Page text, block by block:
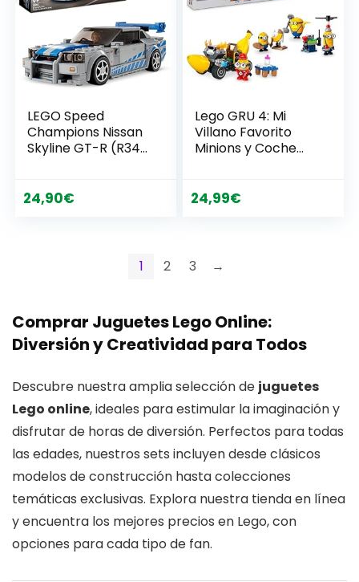
LEGO Speed
Champions Nissan
Skyline GT-R (R34)
Juguete para
para Niños y Niñas
24,90€
Lego GRU 4: Mi
Villano Favorito
Minions y Coche
con 4 Figuras Inc.
Fans de la Película
75580
24,99€
1 2 3 →
Comprar Juguetes Lego Online:
Diversión y Creatividad para Todos
Descubre nuestra amplia selección de juguetes
Lego online, ideales para estimular la imaginación y
disfrutar de horas de diversión. Perfectos para todas
las edades, nuestros sets incluyen desde clásicos
modelos de construcción hasta colecciones
temáticas exclusivas. Explora nuestra tienda en línea
y encuentra los mejores precios en Lego, con
opciones para cada tipo de fan.